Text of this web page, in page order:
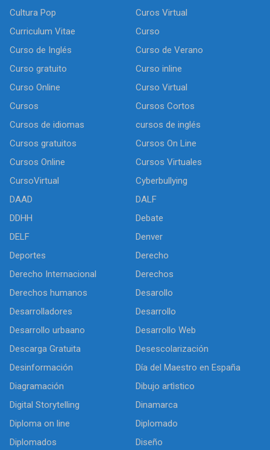
Cultura Pop
Curos Virtual
Curriculum Vitae
Curso
Curso de Inglés
Curso de Verano
Curso gratuito
Curso inline
Curso Online
Curso Virtual
Cursos
Cursos Cortos
Cursos de idiomas
cursos de inglés
Cursos gratuitos
Cursos On Line
Cursos Online
Cursos Virtuales
CursoVirtual
Cyberbullying
DAAD
DALF
DDHH
Debate
DELF
Denver
Deportes
Derecho
Derecho Internacional
Derechos
Derechos humanos
Desarollo
Desarrolladores
Desarrollo
Desarrollo urbaano
Desarrollo Web
Descarga Gratuita
Desescolarización
Desinformación
Día del Maestro en España
Diagramación
Dibujo artìstico
Digital Storytelling
Dinamarca
Diploma on line
Diplomado
Diplomados
Diseño